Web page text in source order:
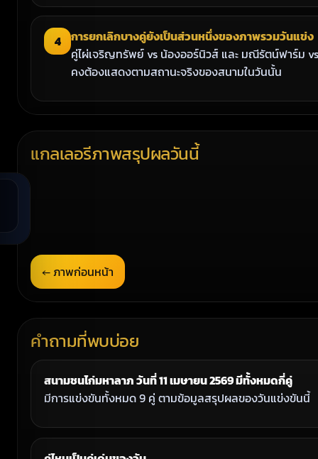
4
การยกเลิกบางคู่ยังเป็นส่วนหนึ่งของภาพรวมวันแข่ง
คู่ไผ่เจริญทรัพย์ vs น้องออร์นิวส์ และ มณีรัตน์ฟาร์ม
คงต้องแสดงตามสถานะจริงของสนามในวันนั้น
แกลเลอรีภาพสรุปผลวันนี้
← ภาพก่อนหน้า
คำถามที่พบบ่อย
สนามชนไก่มหาลาภ วันที่ 11 เมษายน 2569 มีทั้งหมดกี่คู่
มีการแข่งขันทั้งหมด 9 คู่ ตามข้อมูลสรุปผลของวันแข่งขันนี้